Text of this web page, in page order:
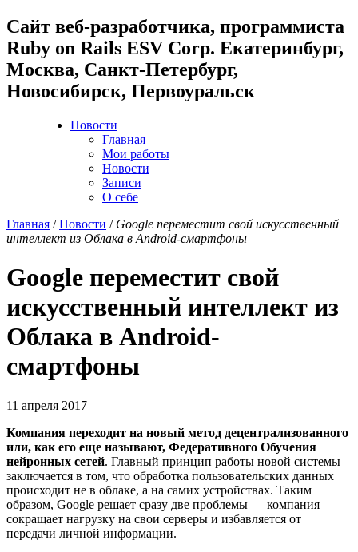
Cайт веб-разработчика, программиста
Ruby on Rails ESV Corp. Екатеринбург,
Москва, Санкт-Петербург,
Новосибирск, Первоуральск
Новости
Главная
Мои работы
Новости
Записи
О себе
Главная /Новости / Google переместит свой искусственный
интеллект из Облака в Android-смартфоны
Google переместит свой
искусственный интеллект из
Облака в Android-
смартфоны
11 апреля 2017
Компания переходит на новый метод децентрализованного
или, как его еще называют, Федеративного Обучения
нейронных сетей. Главный принцип работы новой системы
заключается в том, что обработка пользовательских данных
происходит не в облаке, а на самих устройствах. Таким
образом, Google решает сразу две проблемы — компания
сокращает нагрузку на свои серверы и избавляется от
передачи личной информации.